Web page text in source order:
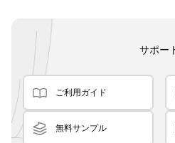
サポー
ご利用ガイド
無料サンプル